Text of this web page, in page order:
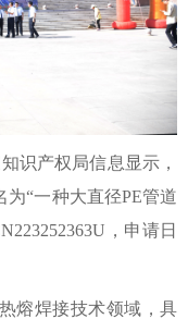
识产权局信息显示，
“一种大直径PE管道
，申请日
焊接技术领域，具